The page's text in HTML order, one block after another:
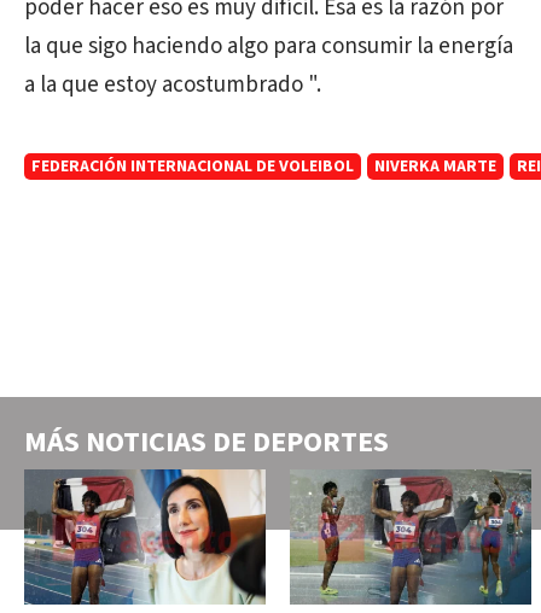
poder hacer eso es muy difícil. Esa es la razón por
la que sigo haciendo algo para consumir la energía
a la que estoy acostumbrado ".
FEDERACIÓN INTERNACIONAL DE VOLEIBOL NIVERKA MARTE
MÁS NOTICIAS DE DEPORTES